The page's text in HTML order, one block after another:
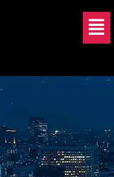
メ
ニ
ュ